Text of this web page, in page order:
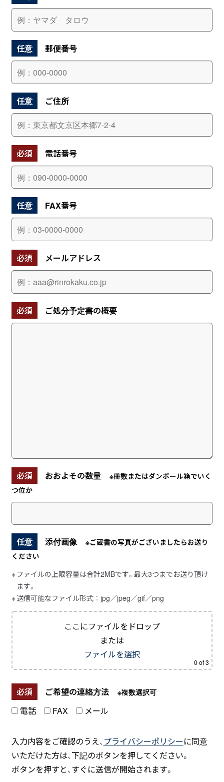
任意 郵便番号
任意 ご住所
必須 電話番号
任意 FAX番号
必須 メールアドレス
必須 ご処分予定書の概要
必須 おおよその数量
※冊数またはダンボール箱でいく
つ位か
任意 添付画像
※ご蔵書の写真がございましたらお送り
ください
ファイルの上限容量は合計2MBです。最大3つまでお送り頂け
ます。
送信可能なファイル形式 ： jpg／jpeg／gif／png
ここにファイルをドロップ
または
ファイルを選択
0 of 3
必須 ご希望の連絡方法 ※複数選択可
電話 FAX メール
入力内容をご確認のうえ、 プライバシーポリシーに同意
いただけた方は、下記のボタンを押してください。
ボタンを押すと、すぐに送信が開始されます。